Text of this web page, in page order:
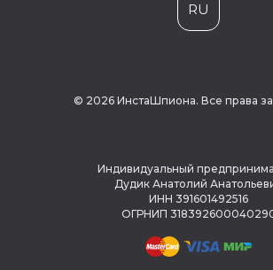
RU
© 2026 ИнстаШпиона. Все права
Индивидуальный
Дудик Анатолий
ИНН 391601492516
ОГРНИП